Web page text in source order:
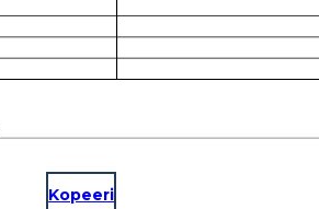
Kopeeri